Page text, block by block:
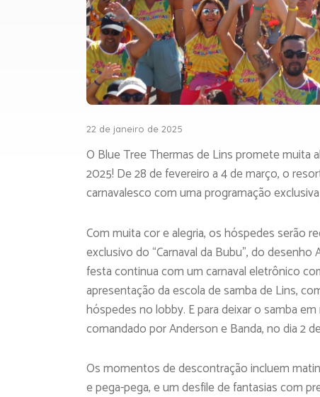
22 de janeiro de 2025
O Blue Tree Thermas de Lins promete muita
2025! De 28 de fevereiro a 4 de março, o
carnavalesco com uma programação
Com muita cor e alegria, os hóspedes serão
exclusivo do “Carnaval da Bubu”, do desenho
festa continua com um carnaval eletrônico
apresentação da escola de samba de Lins,
hóspedes no lobby. E para deixar o samba
comandado por Anderson e Banda, no dia 2
Os momentos de descontração incluem
e pega-pega, e um desfile de fantasias com